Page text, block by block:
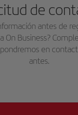
de
antes de
On Business?
en
antes.